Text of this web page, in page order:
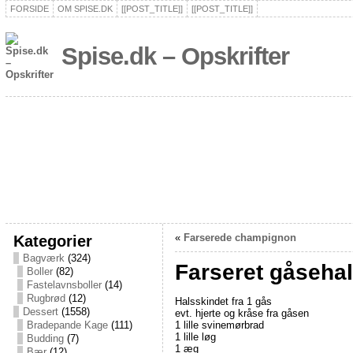
FORSIDE OM SPISE.DK [[POST_TITLE]] [[POST_TITLE]]
Spise.dk – Opskrifter
Kategorier
Bagværk(324)
Boller(82)
Fastelavnsboller(14)
Rugbrød (12)
Dessert(1558)
Bradepande Kage(111)
Budding(7)
« Farserede champignon
Farseret
Halsskindet fra 1 gås
evt. hjerte og kråse fra gåsen
1 lille svinemørbrad
1 lille løg
1 æg